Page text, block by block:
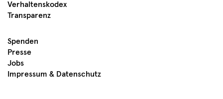
Verhaltenskodex
Transparenz
Spenden
Presse
Jobs
Impressum & Datenschutz